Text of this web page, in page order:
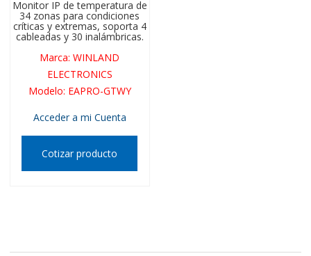
Monitor IP de temperatura de
34 zonas para condiciones
críticas y extremas, soporta 4
cableadas y 30 inalámbricas.
Marca:WINLAND
ELECTRONICS
Modelo: EAPRO-GTWY
Acceder a mi Cuenta
Cotizar producto